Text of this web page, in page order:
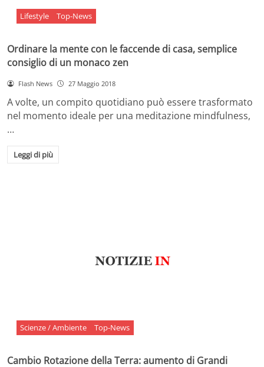
Lifestyle Top-News
Ordinare la mente con le faccende di casa, semplice
consiglio di un monaco zen
Flash News 27 Maggio 2018
A volte, un compito quotidiano può essere trasformato
nel momento ideale per una meditazione mindfulness,
…
Leggi di più
Scienze / Ambiente Top-News
Cambio Rotazione della Terra: aumento di Grandi